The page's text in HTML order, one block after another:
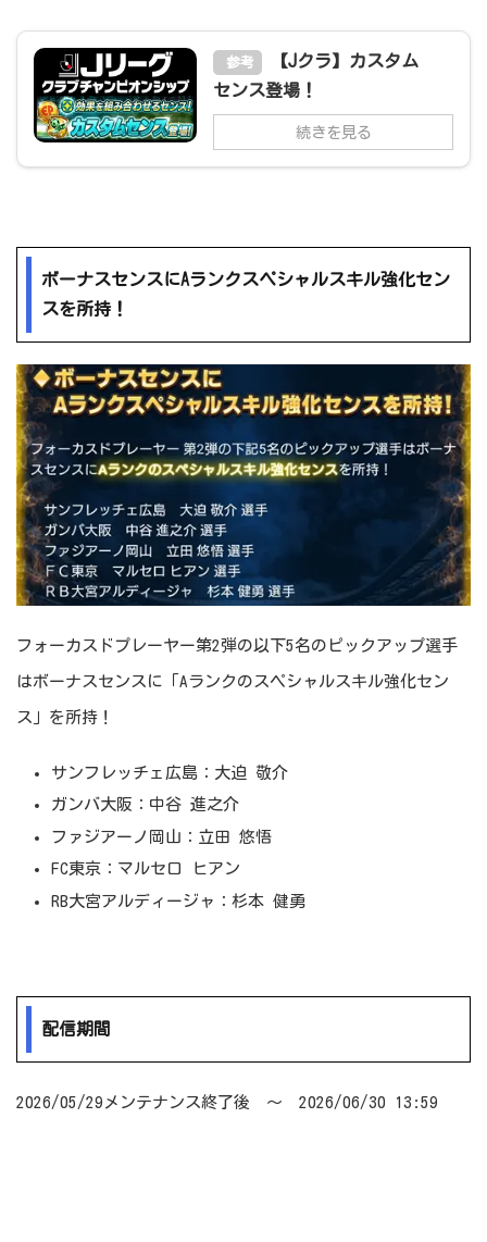
参考
【Jクラ】カスタム
センス登場！
続きを見る
ボーナスセンスにAランクスペシャルスキル強化セン
スを所持！
フォーカスドプレーヤー第2弾の以下5名のピックアップ選手
はボーナスセンスに「Aランクのスペシャルスキル強化セン
ス」を所持！
サンフレッチェ広島：大迫 敬介
ガンバ大阪：中谷 進之介
ファジアーノ岡山：立田 悠悟
FC東京：マルセロ ヒアン
RB大宮アルディージャ：杉本 健勇
配信期間
2026/05/29メンテナンス終了後 ～ 2026/06/30 13:59